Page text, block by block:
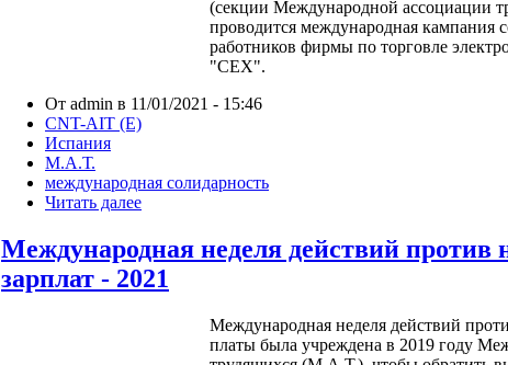
(секции Международной ассоциации
проводится международная кампания
работников фирмы по торговле
"СЕХ".
От admin в 11/01/2021 - 15:46
CNT-AIT (E)
Испания
М.А.Т.
международная солидарность
Читать далее
Международная неделя действий против
зарплат - 2021
Международная неделя действий
платы была учреждена в 2019 году